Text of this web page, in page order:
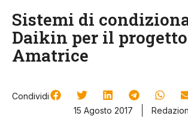
Sistemi di
Daikin per il
Amatrice
Condividi
15 Agosto 2017